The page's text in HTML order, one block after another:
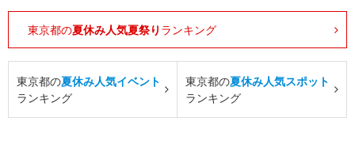
東京都の夏休み人気夏祭り ランキング
東京都の夏休み人気イベント
ランキング
東京都の夏休み人気スポット
ランキング